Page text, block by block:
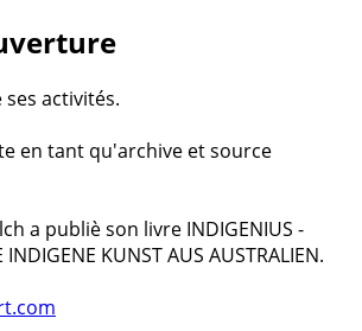
ses activités.
en tant qu'archive et source
a publiè son livre INDIGENIUS -
INDIGENE KUNST AUS AUSTRALIEN.